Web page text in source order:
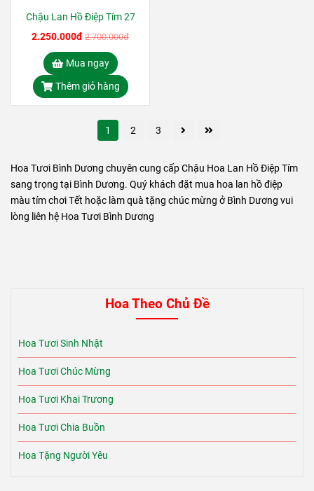
Chậu Lan Hồ Điệp Tím 27
2.250.000đ 2.700.000đ
Mua ngay
Thêm giỏ hàng
1 2 3
Hoa Tươi Bình Dương chuyên cung cấp Chậu Hoa Lan Hồ Điệp Tím
sang trọng tại Bình Dương. Quý khách đặt mua hoa lan hồ điệp
màu tím chơi Tết hoặc làm quà tặng chúc mừng ở Bình Dương vui
lòng liên hệ Hoa Tươi Bình Dương
Hoa Theo Chủ Đề
Hoa Tươi Sinh Nhật
Hoa Tươi Chúc Mừng
Hoa Tươi Khai Trương
Hoa Tươi Chia Buồn
Hoa Tặng Người Yêu